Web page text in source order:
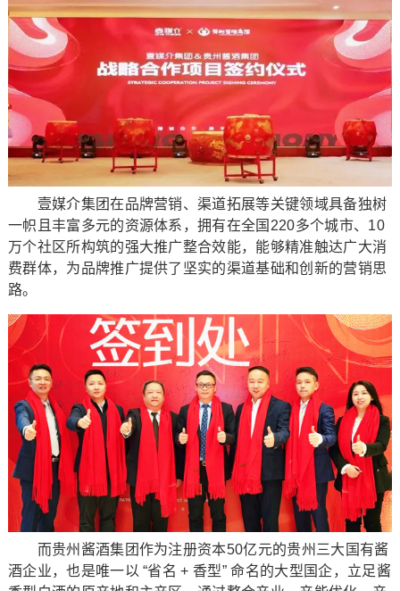
壹媒介集团在品牌营销、渠道拓展等关键领域具备独树
一帜且丰富多元的资源体系，拥有在全国220多个城市、10
万个社区所构筑的强大推广整合效能，能够精准触达广大消
费群体，为品牌推广提供了坚实的渠道基础和创新的营销思
路。
而贵州酱酒集团作为注册资本50亿元的贵州三大国有酱
酒企业，也是唯一以 “省名 + 香型” 命名的大型国企，立足酱